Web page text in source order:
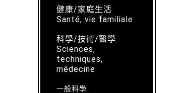
健康/家庭生活
Santé, vie familiale
科學/技術/醫學
Sciences,
techniques,
médecine
一般科學